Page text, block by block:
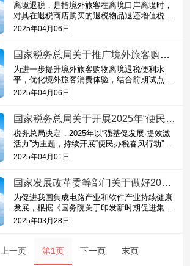
离境退税，是指境外旅客在离境口岸离境时，
对其在退税商店购买的退税物品退还增值税。
境外旅客，是指在我国境内连续居住不超过18
2025年04月06日
国家税务总局关于推广境外旅客购物离境退税“即买即退”服务措施的公告
为进一步提升境外旅客购物离境退税便利水
平，优化境外旅客消费体验，结合前期试点情
况，税务总局决定全面推广境外旅客购物离境
2025年04月06日
国家税务总局关于开展2025年“便民办税春风行动”的意见
税务总局决定，2025年以“强基促发展·提效激
活力”为主题，持续开展“便民办税春风行动”，
集成推出系列利企便民服务举措，进一步提升
2025年04月01日
国家发展改革委等部门关于做好2025年享受税收优惠政策的集成电路企业或项目、软件企业清单制定工作的通知
为促进我国集成电路产业和软件产业持续健康
发展，根据《国务院关于印发新时期促进集成
电路产业和软件产业高质量发展若干政策的通
2025年03月28日
上一页 第1页 下一页 末页